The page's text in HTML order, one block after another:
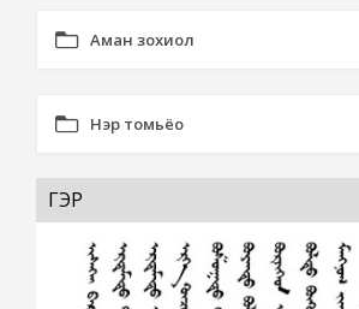
Аман зохиол
Нэр томьёо
ГЭР